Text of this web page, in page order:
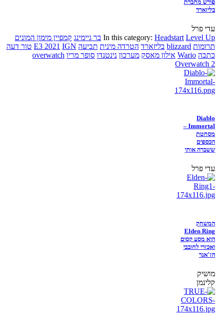
פורש מחברת
בליזארד
עדי פרל
In this category: Headstart Level Up בר גיימינג קמפיין מימון המונים
תרומות blizzard בליזארד הטרדה מינית תביעה E3 2021 IGN
טור דעה
כתבה Wario אילון מאסק מערכון נינטנדו סופר מריו overwatch
Overwatch 2
Diablo
Immortal –
מסחטת
הכספים
ששברה אותי
עדי פרל
המשחק
Elden Ring
הוא מסע קסום
ואכזרי לחובבי
הז'אנר
מושיק
קלינמן